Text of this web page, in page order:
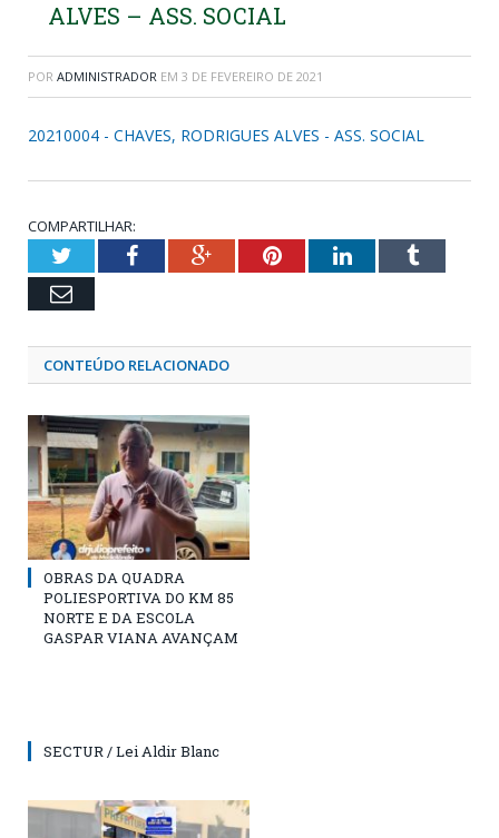
ALVES – ASS. SOCIAL
POR ADMINISTRADOR EM 3 DE FEVEREIRO DE 2021
20210004 - CHAVES, RODRIGUES ALVES - ASS. SOCIAL
COMPARTILHAR:
TwitterFacebookGoogle+PinterestLinkedInTumblr
Email
CONTEÚDO RELACIONADO
OBRAS DA QUADRA
POLIESPORTIVA DO KM 85
NORTE E DA ESCOLA
GASPAR VIANA AVANÇAM
SECTUR / Lei Aldir Blanc